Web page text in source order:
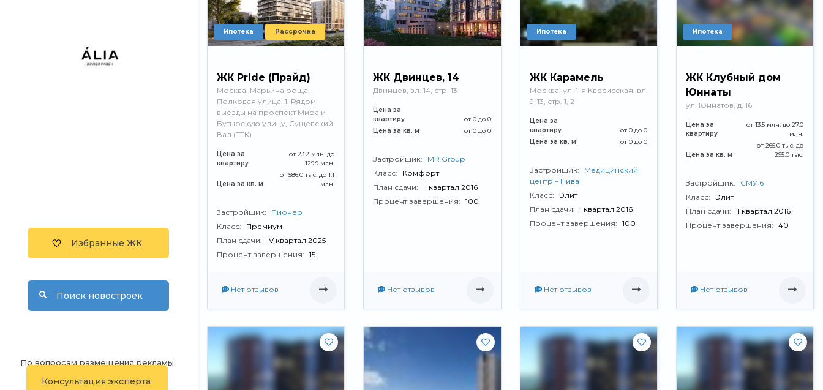
Избранные ЖК
Поиск новостроек
По вопросам размещения рекламы:
Телефон: +7 (499) 226-23-74
Консультация эксперта
Ипотека Рассрочка
ЖК Pride (Прайд)
Москва, Марьина роща,
Полковая улица, 1. Рядом
выезды на проспект Мира и
Бутырскую улицу, Сущевский
Вал (ТТК)
Цена за
квартиру
от 23.2 млн. до
129.9 млн.
Цена за кв. м
от 586.0 тыс. до 1.1
млн.
Застройщик:
Пионер
Класс:
Премиум
План сдачи:
IV квартал 2025
Процент завершения: 15
Нет отзывов
ЖК Двинцев, 14
Двинцев, вл. 14, стр. 13
Цена за
квартиру
от 0 до 0
Цена за кв. м
от 0 до 0
Застройщик:
MR Group
Класс:
Комфорт
План сдачи:
II квартал 2016
Процент завершения:
100
Нет отзывов
Ипотека
ЖК Карамель
Москва, ул. 1-я Квесисская, вл.
9-13, стр. 1, 2
Цена за
квартиру
от 0 до 0
Цена за кв. м
от 0 до 0
Застройщик:
Медицинский
центр – Нива
Класс: Элит
План сдачи:
I квартал 2016
Процент завершения: 100
Нет отзывов
Ипотека
ЖК Клубный дом
Юннаты
ул. Юннатов, д. 16
Цена за
квартиру
от 13.5 млн. до 27.0
млн.
Цена за кв. м
от 265.0 тыс. до
295.0 тыс.
Застройщик:
СМУ 6
Класс: Элит
План сдачи:
II квартал 2016
Процент завершения: 40
Нет отзывов